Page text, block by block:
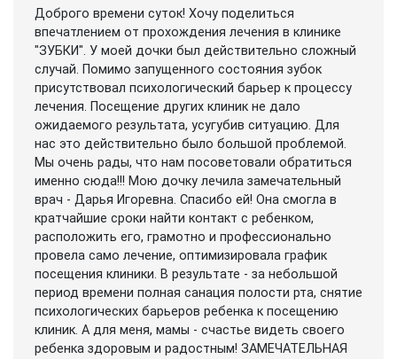
Доброго времени суток! Хочу поделиться
впечатлением от прохождения лечения в клинике
"ЗУБКИ". У моей дочки был действительно сложный
случай. Помимо запущенного состояния зубок
присутствовал психологический барьер к процессу
лечения. Посещение других клиник не дало
ожидаемого результата, усугубив ситуацию. Для
нас это действительно было большой проблемой.
Мы очень рады, что нам посоветовали обратиться
именно сюда!!! Мою дочку лечила замечательный
врач - Дарья Игоревна. Спасибо ей! Она смогла в
кратчайшие сроки найти контакт с ребенком,
расположить его, грамотно и профессионально
провела само лечение, оптимизировала график
посещения клиники. В результате - за небольшой
период времени полная санация полости рта, снятие
психологических барьеров ребенка к посещению
клиник. А для меня, мамы - счастье видеть своего
ребенка здоровым и радостным! ЗАМЕЧАТЕЛЬНАЯ